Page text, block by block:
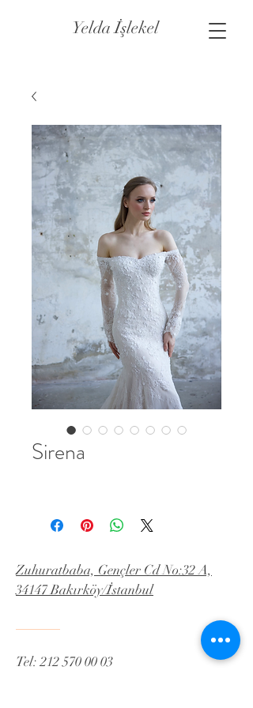
Yelda İşlekel
Sirena
Zuhuratbaba, Gençler Cd No:32 A,
34147 Bakırköy/İstanbul
Tel:212 570 00 03